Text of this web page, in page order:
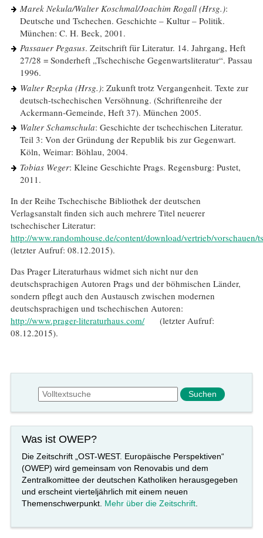
Marek Nekula/Walter Koschmal/Joachim Rogall (Hrsg.):
Deutsche und Tschechen. Geschichte – Kultur – Politik.
München: C. H. Beck, 2001.
Passauer Pegasus. Zeitschrift für Literatur. 14. Jahrgang, Heft
27/28 = Sonderheft „Tschechische Gegenwartsliteratur“. Passau
1996.
Walter Rzepka (Hrsg.): Zukunft trotz Vergangenheit. Texte zur
deutsch-tschechischen Versöhnung. (Schriftenreihe der
Ackermann-Gemeinde, Heft 37). München 2005.
Walter Schamschula: Geschichte der tschechischen Literatur.
Teil 3: Von der Gründung der Republik bis zur Gegenwart.
Köln, Weimar: Böhlau, 2004.
Tobias Weger: Kleine Geschichte Prags. Regensburg: Pustet,
2011.
In der Reihe Tschechische Bibliothek der deutschen
Verlagsanstalt finden sich auch mehrere Titel neuerer
tschechischer Literatur:
http://www.randomhouse.de/content/download/vertrieb/
(letzter Aufruf: 08.12.2015).
Das Prager Literaturhaus widmet sich nicht nur den
deutschsprachigen Autoren Prags und der böhmischen Länder,
sondern pflegt auch den Austausch zwischen modernen
deutschsprachigen und tschechischen Autoren:
http://www.prager-literaturhaus.com/
(letzter Aufruf:
08.12.2015).
Suchformular
Suche
Was ist OWEP?
Die Zeitschrift „OST-WEST. Europäische Perspektiven“
(OWEP) wird gemeinsam von Renovabis und dem
Zentralkomittee der deutschen Katholiken herausgegeben
und erscheint vierteljährlich mit einem neuen
Themenschwerpunkt. Mehr über die Zeitschrift